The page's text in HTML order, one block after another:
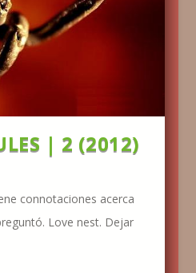
| 2 (2012)
connotaciones acerca
Love nest. Dejar